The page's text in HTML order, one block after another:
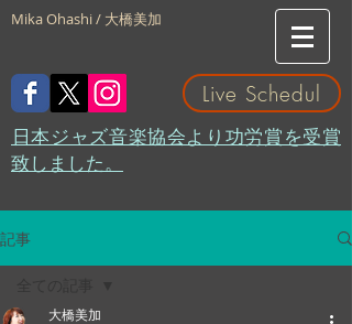
Mika Ohashi / 大橋美加
Live Schedul
​日本ジャズ音楽協会より功労賞を受賞
致しました。
記事
大橋美加